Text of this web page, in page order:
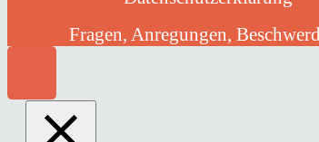
Fragen, Anregungen,